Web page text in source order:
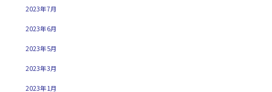
2023年7月
2023年6月
2023年5月
2023年3月
2023年1月